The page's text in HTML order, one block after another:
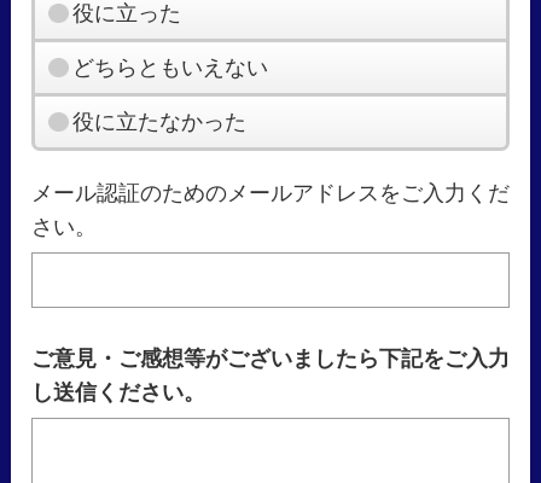
役に立った
どちらともいえない
役に立たなかった
メール認証のためのメールアドレスをご入力くだ
さい。
ご意見・ご感想等がございましたら下記をご入力
し送信ください。